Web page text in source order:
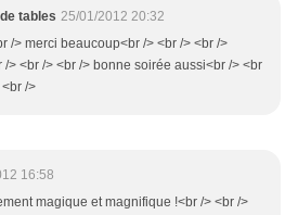
tables 25/01/2012 20:32
/> merci beaucoup<br /> <br /> <br />
/> <br /> <br /> bonne soirée aussi<br /> <br
/>
16:58
magique et magnifique !<br /> <br />